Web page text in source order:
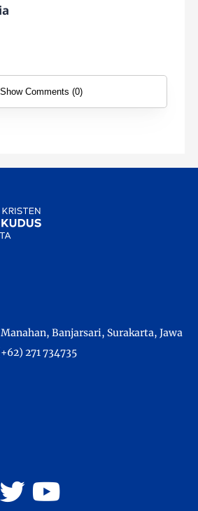
Show Comments (0)
Banjarsari, Surakarta, Jawa
271 734735